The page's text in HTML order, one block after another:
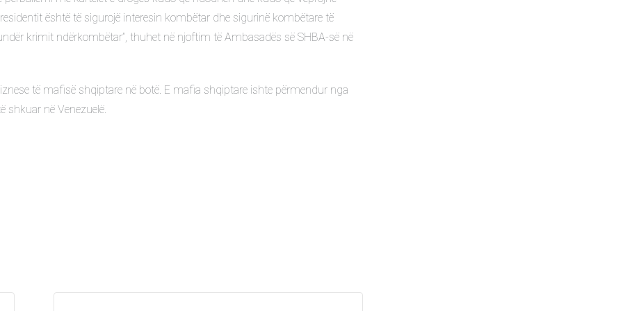
është të sigurojë interesin kombëtar dhe sigurinë kombëtare të
krimit ndërkombëtar”, thuhet në njoftim të Ambasadës së SHBA-së në
të mafisë shqiptare në botë. E mafia shqiptare ishte përmendur nga
shkuar në Venezuelë.